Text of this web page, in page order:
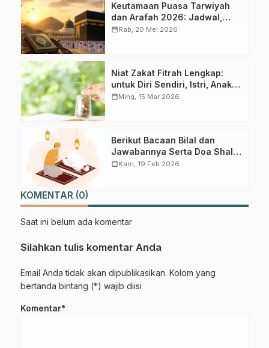
Dapatkan info kegiatan, kajian, dan berita terbaru langsung dari
sumber resmi NU Pasuruan.
Keutamaan Puasa Tarwiyah
dan Arafah 2026: Jadwal,
Niat, dan Hadits Lengkap
calendar_monthRab, 20 Mei 2026
Niat Zakat Fitrah Lengkap:
untuk Diri Sendiri, Istri, Anak
dan Keluarga Beserta Artinya
calendar_monthMing, 15 Mar 2026
Berikut Bacaan Bilal dan
Jawabannya Serta Doa Shalat
Tarawih dan Witir
calendar_monthKam, 19 Feb 2026
KOMENTAR (0)
Saat ini belum ada komentar
Silahkan tulis komentar Anda
Email Anda tidak akan dipublikasikan. Kolom yang
bertanda bintang (*) wajib diisi
Komentar*